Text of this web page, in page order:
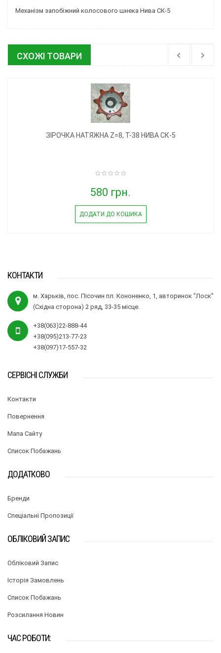
Механізм запобіжний колосового шнека Нива СК-5
СХОЖІ ТОВАРИ
ЗІРОЧКА НАТЯЖНА Z=8, T-38 НИВА СК-5
580 грн.
ДОДАТИ ДО КОШИКА
КОНТАКТИ
м. Харьків, пос. Пісочин пл. Кононенко, 1, авторинок "Лоск"
(Східна сторона) 2 ряд, 33-35 місце.
+38(063)22-888-44
+38(095)213-77-23
+38(097)17-557-32
СЕРВІСНІ СЛУЖБИ
Контакти
Повернення
Мапа Сайту
Список Побажань
ДОДАТКОВО
Бренди
Спеціальні Пропозиції
ОБЛІКОВИЙ ЗАПИС
Обліковий Запис
Історія Замовлень
Список Побажань
Розсилання Новин
ЧАС РОБОТИ: